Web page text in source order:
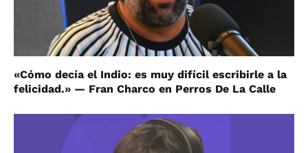
«Cómo decía el Indio: es muy difícil escribirle a la
felicidad.» — Fran Charco en Perros De La Calle